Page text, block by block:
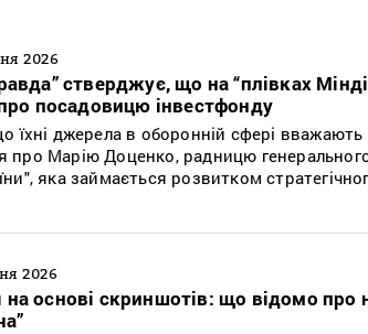
2026
стверджує, що на “плівках
посадовицю інвестфонду
їхні джерела в оборонній сфері
про Марію Доценко, радницю
яка займається розвитком
2026
основі скриншотів: що відомо про